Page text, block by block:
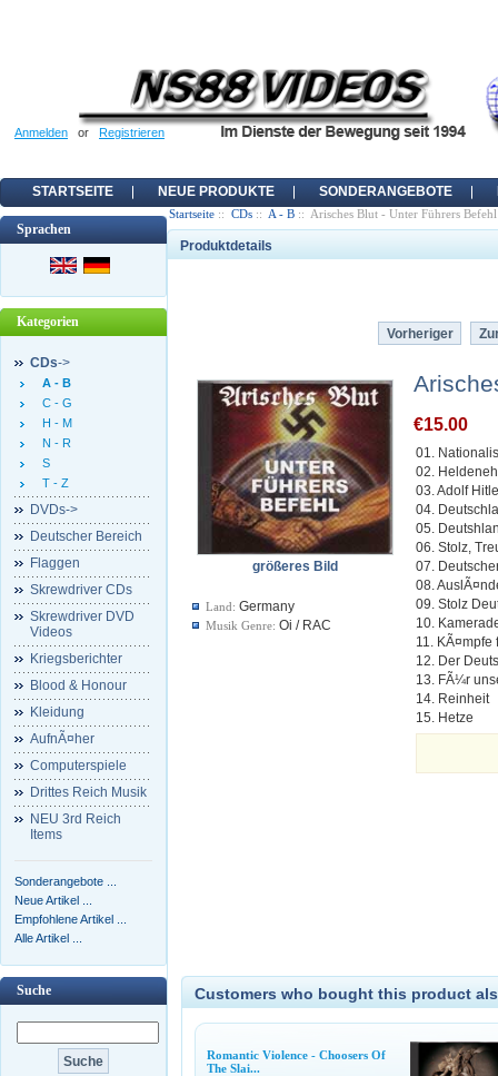
Anmelden or Registrieren
STARTSEITE NEUE PRODUKTE SONDERANGEBOTE
Sprachen
Kategorien
CDs->
A - B
C - G
H - M
N - R
S
T - Z
DVDs->
Deutscher Bereich
Flaggen
Skrewdriver CDs
Skrewdriver DVD
Videos
Kriegsberichter
Blood & Honour
Kleidung
AufnÃ¤her
Computerspiele
Drittes Reich Musik
NEU 3rd Reich
Items
Sonderangebote ...
Neue Artikel ...
Empfohlene Artikel ...
Alle Artikel ...
Suche
Startseite :: CDs :: A - B :: Arisches Blut - Unter Führers Befehl
Produktdetails
Vorheriger
größeres Bild
Land: Germany
Musik Genre: Oi / RAC
€15.00
01.
02.
03. Adolf
04.
05.
06. Stolz,
07.
08.
09. Stolz
10.
11.
12. Der
13. FÃ¼r
14. Reinheit
15. Hetze
Customers who bought this product
Romantic Violence - Choosers Of
The Slai...